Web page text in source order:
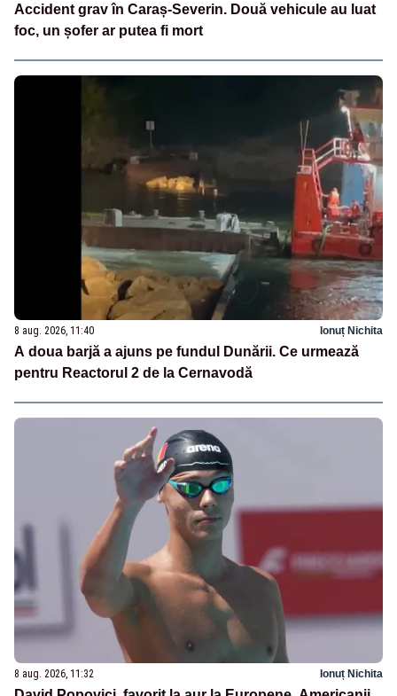
Accident grav în Caraș-Severin. Două vehicule au luat
foc, un șofer ar putea fi mort
8 aug. 2026, 11:40 Ionuț Nichita
A doua barjă a ajuns pe fundul Dunării. Ce urmează
pentru Reactorul 2 de la Cernavodă
8 aug. 2026, 11:32 Ionuț Nichita